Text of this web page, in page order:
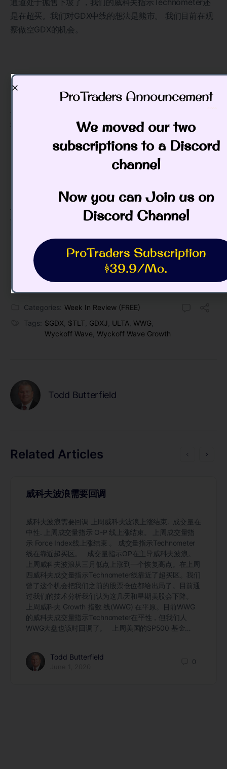
通道处于抛售下坡了，我们的威科夫指示Technometer还
是在超买。我们对GDX中线的想法是熊市。 我们目前在观
察做空GDX的机会。
在上周三GDXJ基金的威科夫指示是超卖和目前回到中性。
我们在观察。
上周美元基金 (UUP)下跌结束。 价格还是在测试测回的位
子，我们的威科夫指示Technometer在超买。目前我们对
Categories: Week In Review (FREE)
Tags: $GDX $TLT GDXJ ULTA WWG
Wyckoff Wave Wyckoff Wave Growth
Todd Butterfield
Related Articles
威科夫波浪需要回调
威科夫波浪需要回调 上周威科夫波浪上涨结束. 成交量在
中性. 上周成交量指示 O-P 线上涨结束。 上周成交量指
示 Force Index线上涨结束 。 成交量指示Technometer
线在靠近超买区。 成交量指示OP在主导威科夫波浪。
上周威科夫波浪从三月低点上涨到一个恢复高点。在上周
四威科夫成交量指示Technometer线靠近了超买区。我们
曾了这个机会把我们之前的股票仓位都给出局了。目前通
过我们的技术分析我们认为这几天和星期美股会下降。
上周威科夫 Growth 指数 线(WWG) 在平原。目前WWG
的威科夫成交量指示Technometer在平性，但我们人
WWG大盘也该时回调了。 上周美国的SP500 基金…
Todd Butterfield
0
ProTraders Announcement​
We moved our two
subscriptions to a Discord
channel
Now you can Join us on
Discord Channel
ProTraders Subscription
$39.9/Mo.